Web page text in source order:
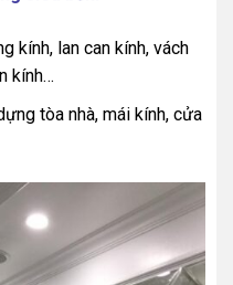
kính, lan can kính, vách
kính…
tòa nhà, mái kính, cửa